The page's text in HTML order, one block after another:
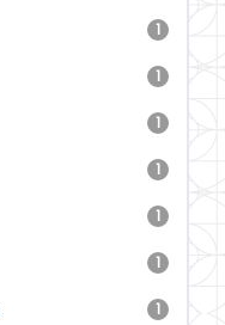
1
1
1
1
1
1
1